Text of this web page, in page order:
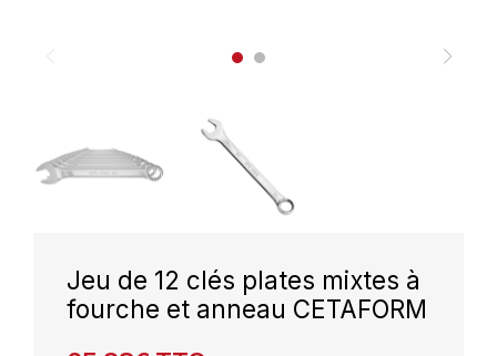
Jeu de 12 clés plates mixtes à
fourche et anneau CETAFORM